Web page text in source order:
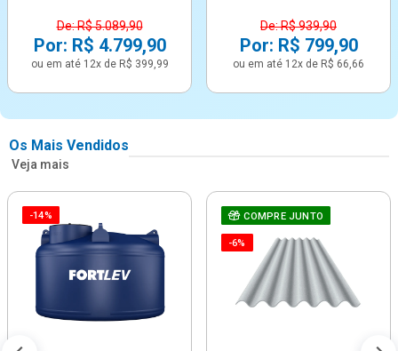
De: R$ 5.089,90
Por: R$ 4.799,90
ou em até 12x de R$ 399,99
De: R$ 939,90
Por: R$ 799,90
ou em até 12x de R$ 66,66
Os Mais Vendidos
Veja mais
-14% COMPRE JUNTO
-6%